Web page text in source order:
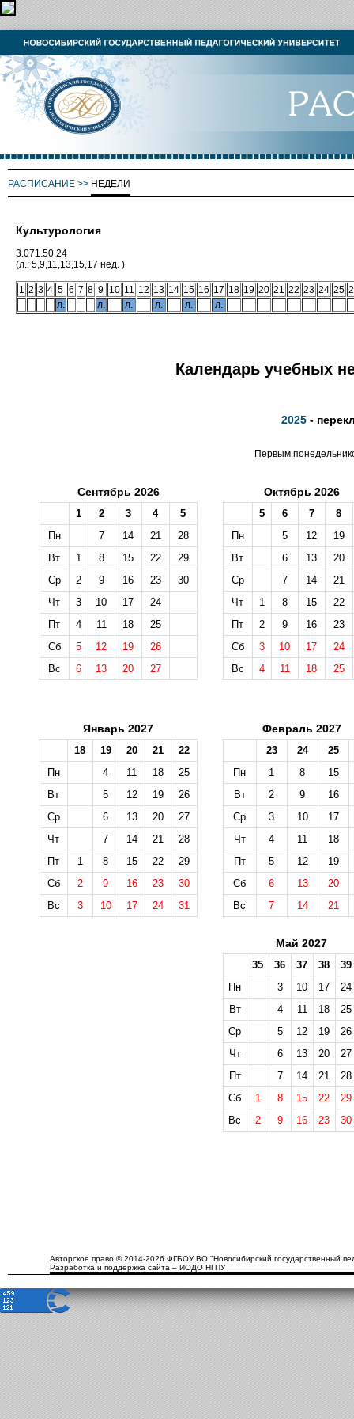
РАСПИСАНИЕ >> НЕДЕЛИ
Культурология
3.071.50.24
(л.: 5,9,11,13,15,17 нед. )
1 2 3 4 5 6 7 8 9 10 11 12 13 14 15 16 17 18 19 20 21 22 23 24 25
л.
л. л. л. л. л.
Календарь учебных
2025 -
Первым
Сентябрь 2026
1 2 3 4
5
Пн
7 14 21
28
Вт
1 8 15 22
29
Ср
2 9 16 23
30
Чт
3 10 17
24
Пт
4 11 18
25
Сб
5 12 19
26
Вс
6 13 20 27
Октябрь 2026
5 6 7
8
Пн
5 12
19
Вт
6 13
20
Ср
7 14
21
Чт
1 8 15
22
Пт
2 9 16
23
Сб
3 10 17
24
Вс
4 11 18 25
Январь 2027
18 19 20 21
22
Пн
4 11 18
25
Вт
5 12 19
26
Ср
6 13 20
27
Чт
7 14 21
28
Пт
1 8 15 22
29
Сб
2 9 16 23
30
Вс
3 10 17 24 31
Февраль 2027
23 24
25
Пн
1 8
15
Вт
2 9
16
Ср
3 10
17
Чт
4 11
18
Пт
5 12
19
Сб
6 13
20
Вс
7 14 21
Май 2027
35 36 37 38
39
Пн
3 10 17
24
Вт
4 11 18
25
Ср
5 12 19
26
Чт
6 13 20
27
Пт
7 14 21
28
Сб
1 8 15 22
29
Вс
2 9 16 23 30
Авторское право © 2014-2026 ФГБОУ ВО "Новосибирский государственный
Разработка и поддержка сайта – ИОДО НГПУ